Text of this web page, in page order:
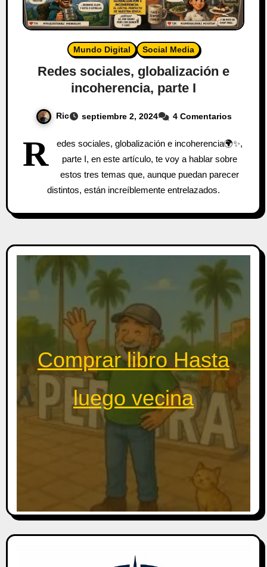
Mundo Digital Social Media
Redes sociales, globalización e
incoherencia, parte I
Ric septiembre 2, 2024 4 Comentarios
R
edes sociales, globalización e incoherencia🌍✨,
parte I, en este artículo, te voy a hablar sobre
estos tres temas que, aunque puedan parecer
distintos, están increíblemente entrelazados.
Comprar libro Hasta
luego vecina